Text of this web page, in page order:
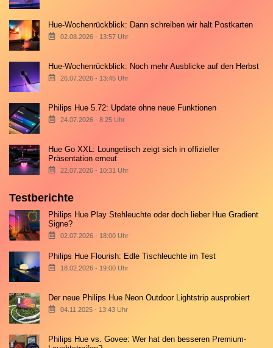
Hue-Wochenrückblick: Dann schreiben wir halt Postkarten
02.08.2026 - 13:57 Uhr
Hue-Wochenrückblick: Noch mehr Ausblicke auf den Herbst
26.07.2026 - 13:45 Uhr
Philips Hue 5.72: Update ohne neue Funktionen
24.07.2026 - 8:25 Uhr
Hue Go XXL: Loungetisch zeigt sich in offizieller
Präsentation erneut
22.07.2026 - 10:31 Uhr
Testberichte
Philips Hue Play Stehleuchte oder doch lieber Hue Gradient
Signe?
02.07.2026 - 18:00 Uhr
Philips Hue Flourish: Edle Tischleuchte im Test
18.02.2026 - 19:00 Uhr
Der neue Philips Hue Neon Outdoor Lightstrip ausprobiert
04.11.2025 - 13:43 Uhr
Philips Hue vs. Govee: Wer hat den besseren Premium-